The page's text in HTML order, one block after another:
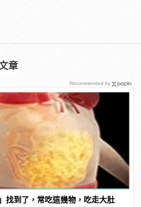
章
找到了，常吃這幾物，吃走大肚
Recommended by